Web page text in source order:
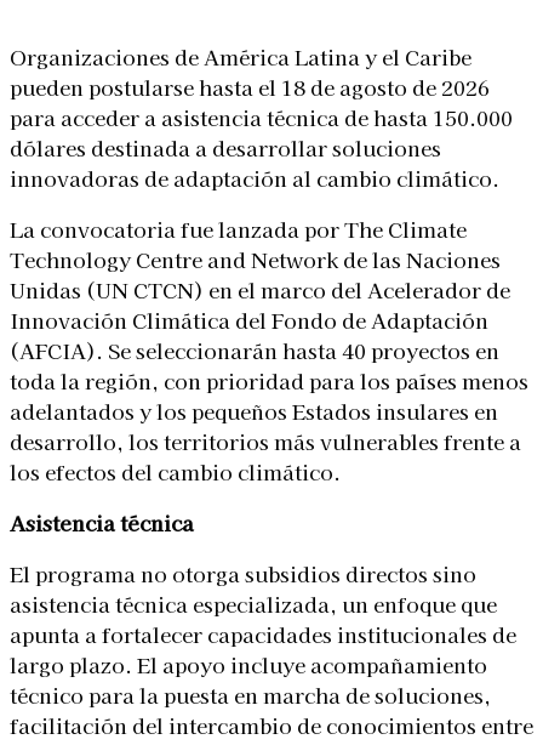
Organizaciones de América Latina y el Caribe
pueden postularse hasta el 18 de agosto de 2026
para acceder a asistencia técnica de hasta 150.000
dólares destinada a desarrollar soluciones
innovadoras de adaptación al cambio climático.
La convocatoria fue lanzada por The Climate
Technology Centre and Network de las Naciones
Unidas (UN CTCN) en el marco del Acelerador de
Innovación Climática del Fondo de Adaptación
(AFCIA). Se seleccionarán hasta 40 proyectos en
toda la región, con prioridad para los países menos
adelantados y los pequeños Estados insulares en
desarrollo, los territorios más vulnerables frente a
los efectos del cambio climático.
Asistencia técnica
El programa no otorga subsidios directos sino
asistencia técnica especializada, un enfoque que
apunta a fortalecer capacidades institucionales de
largo plazo. El apoyo incluye acompañamiento
técnico para la puesta en marcha de soluciones,
facilitación del intercambio de conocimientos entre